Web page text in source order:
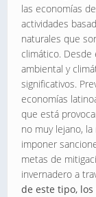
las economías
actividades
naturales que
climático. Desde
ambiental y
significativos.
economías
que está
no muy lejano,
imponer
metas de
invernadero a
de este tipo,